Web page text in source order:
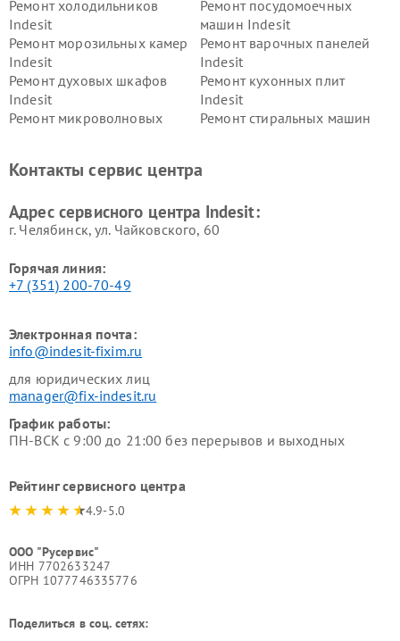
Ремонт холодильников
Indesit
Ремонт посудомоечных
машин Indesit
Ремонт морозильных камер
Indesit
Ремонт варочных панелей
Indesit
Ремонт духовых шкафов
Indesit
Ремонт кухонных плит
Indesit
Ремонт микроволновых
Ремонт стиральных машин
Indesit
Indesit
Контакты сервис центра
Адрес сервисного центра Indesit:
г. Челябинск, ул. Чайковского, 60
Горячая линия:
+7 (351) 200-70-49
Электронная почта:
info@indesit-fixim.ru
для юридических лиц
manager@fix-indesit.ru
График работы:
ПН-ВСК с 9:00 до 21:00 без перерывов и выходных
Рейтинг сервисного центра
4.9-5.0
ООО "Русервис"
ИНН 7702633247
ОГРН 1077746335776
Поделиться в соц. сетях: